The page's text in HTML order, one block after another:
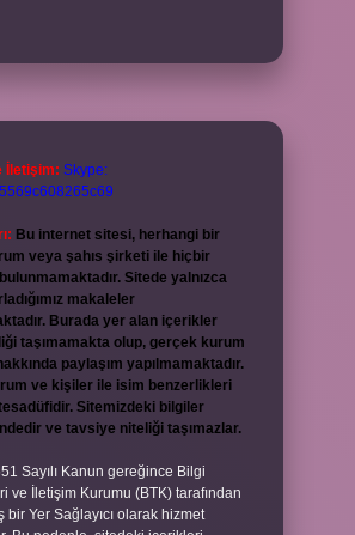
İletişim: Skype:
Bu internet sitesi, herhangi bir
veya şahıs şirketi ile hiçbir
bulunmamaktadır. Sitede yalnızca
makaleler
Burada yer alan içerikler
taşımamakta olup, gerçek kurum
paylaşım yapılmamaktadır.
ve kişiler ile isim benzerlikleri
Sitemizdeki bilgiler
ve tavsiye niteliği taşımazlar.
Sayılı Kanun gereğince Bilgi
ve İletişim Kurumu (BTK) tarafından
bir Yer Sağlayıcı olarak hizmet